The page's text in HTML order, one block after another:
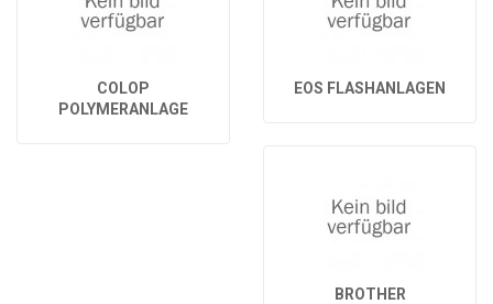
COLOP
POLYMERANLAGE
EOS FLASHANLAGEN
BROTHER